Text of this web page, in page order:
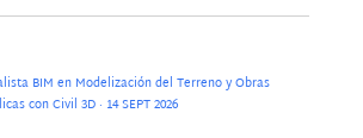
BIM en Modelización del Terreno y Obras
con Civil 3D · 14 SEPT 2026